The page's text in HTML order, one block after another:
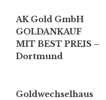
AK Gold GmbH
GOLDANKAUF
MIT BEST PREIS –
Dortmund
Goldwechselhaus